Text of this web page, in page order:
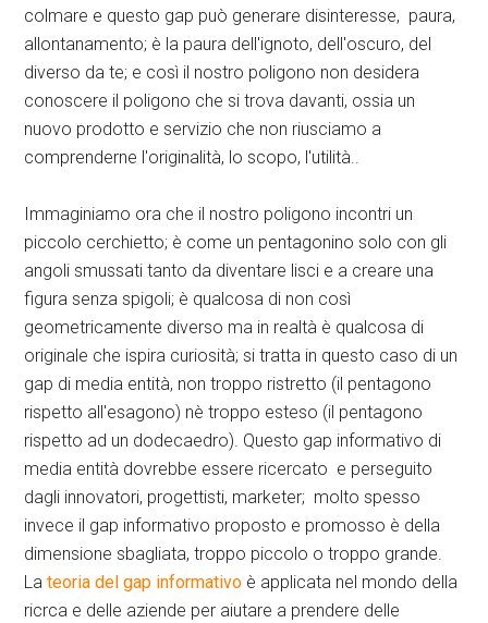
colmare e questo gap può generare disinteresse, paura,
allontanamento; è la paura dell'ignoto, dell'oscuro, del
diverso da te; e così il nostro poligono non desidera
conoscere il poligono che si trova davanti, ossia un
nuovo prodotto e servizio che non riusciamo a
comprenderne l'originalità, lo scopo, l'utilità..
Immaginiamo ora che il nostro poligono incontri un
piccolo cerchietto; è come un pentagonino solo con gli
angoli smussati tanto da diventare lisci e a creare una
figura senza spigoli; è qualcosa di non così
geometricamente diverso ma in realtà è qualcosa di
originale che ispira curiosità; si tratta in questo caso di un
gap di media entità, non troppo ristretto (il pentagono
rispetto all'esagono) nè troppo esteso (il pentagono
rispetto ad un dodecaedro). Questo gap informativo di
media entità dovrebbe essere ricercato e perseguito
dagli innovatori, progettisti, marketer; molto spesso
invece il gap informativo proposto e promosso è della
dimensione sbagliata, troppo piccolo o troppo grande.
La teoria del gap informativo è applicata nel mondo della
ricrca e delle aziende per aiutare a prendere delle